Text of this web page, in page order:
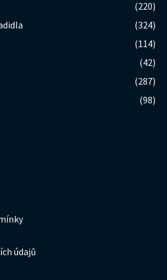
(220)
(324)
(114)
(42)
(287)
(98)
údajů